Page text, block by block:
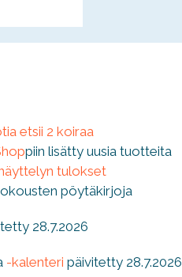
etsii 2 koiraa
piin lisätty uusia tuotteita
tulokset
pöytäkirjoja
28.7.2026
-kalenteri päivitetty 28.7.2026